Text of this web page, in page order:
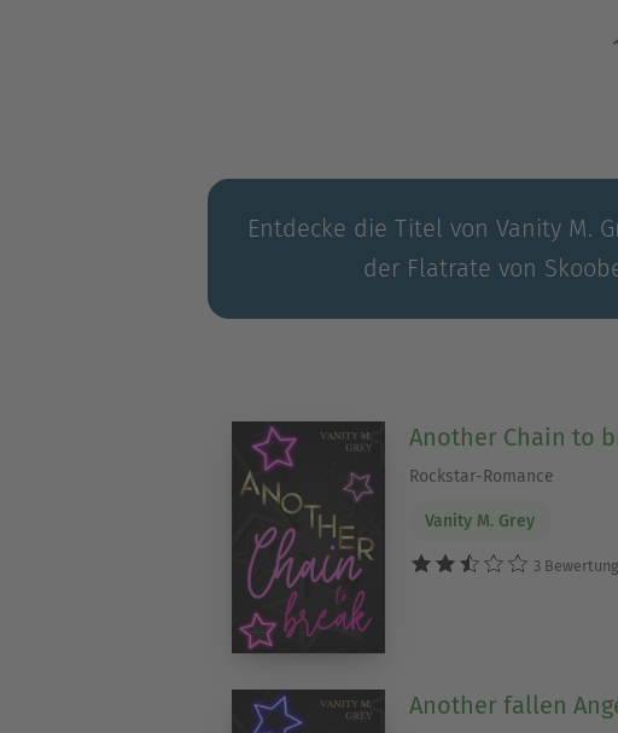
Entdecke die Titel von Vanity M.
der Flatrate von
Another Chain to
Rockstar-Romance
Vanity M. Grey
3
Another fallen